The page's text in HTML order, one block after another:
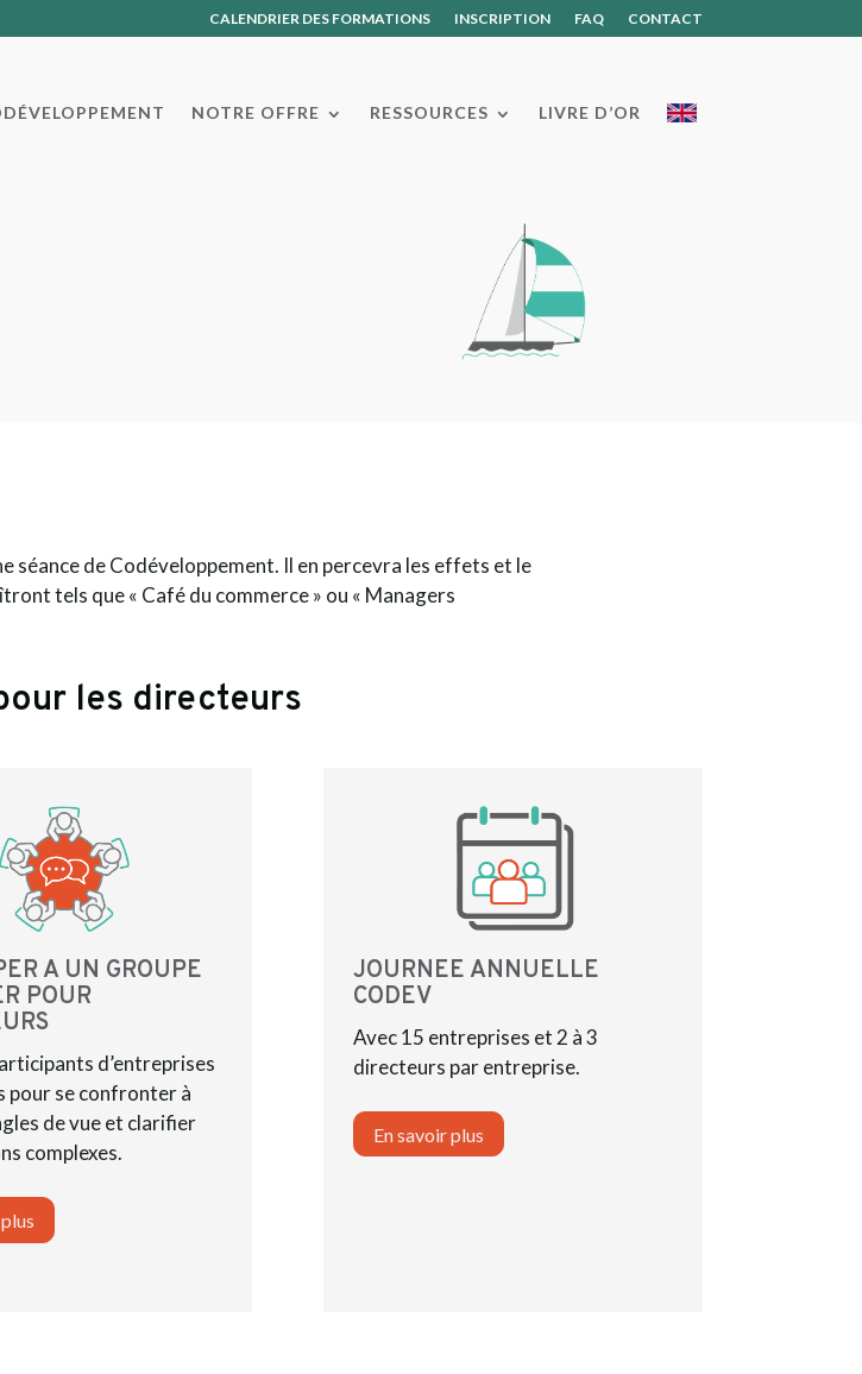
CALENDRIER DES FORMATIONS INSCRIPTION FAQ CONTACT
NOTRE OFFRE RESSOURCES LIVRE D’OR
séance de Codéveloppement. Il en percevra les effets et le
tels que « Café du commerce » ou « Managers
les directeurs
A UN GROUPE
POUR
d’entreprises
pour se confronter à
de vue et clarifier
complexes.
JOURNEE ANNUELLE
CODEV
Avec 15 entreprises et 2 à 3
directeurs par entreprise.
En savoir plus